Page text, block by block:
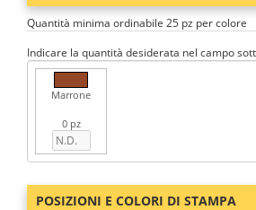
Quantità minima ordinabile 25 pz per colore
Indicare la quantità desiderata nel campo
Marrone
0 pz
POSIZIONI E COLORI DI STAMPA